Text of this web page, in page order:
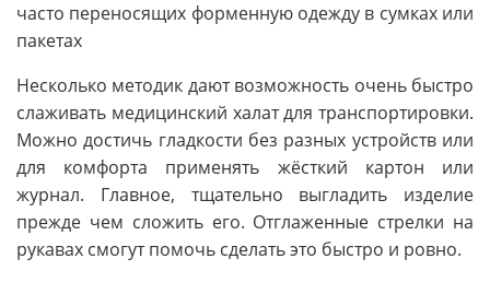
часто переносящих форменную одежду в сумках или
пакетах
Несколько методик дают возможность очень быстро
слаживать медицинский халат для транспортировки.
Можно достичь гладкости без разных устройств или
для комфорта применять жёсткий картон или
журнал. Главное, тщательно выгладить изделие
прежде чем сложить его. Отглаженные стрелки на
рукавах смогут помочь сделать это быстро и ровно.